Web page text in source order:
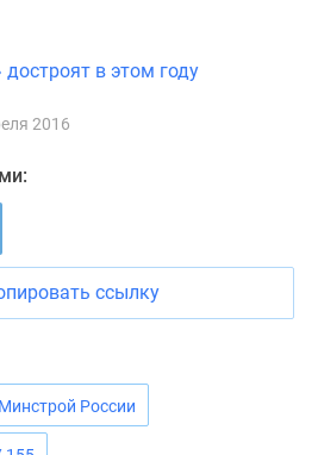
в этом году
2016
ссылку
России